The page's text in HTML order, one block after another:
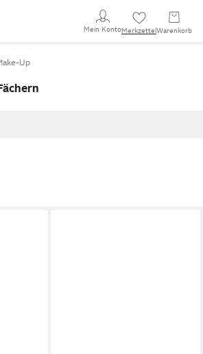
Mein KontoMerkzettel Warenkorb
Up